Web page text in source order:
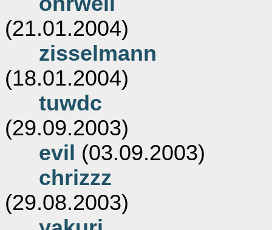
(21.01.2004)
zisselmann
(18.01.2004)
tuwdc
(29.09.2003)
evil (03.09.2003)
chrizzz
(29.08.2003)